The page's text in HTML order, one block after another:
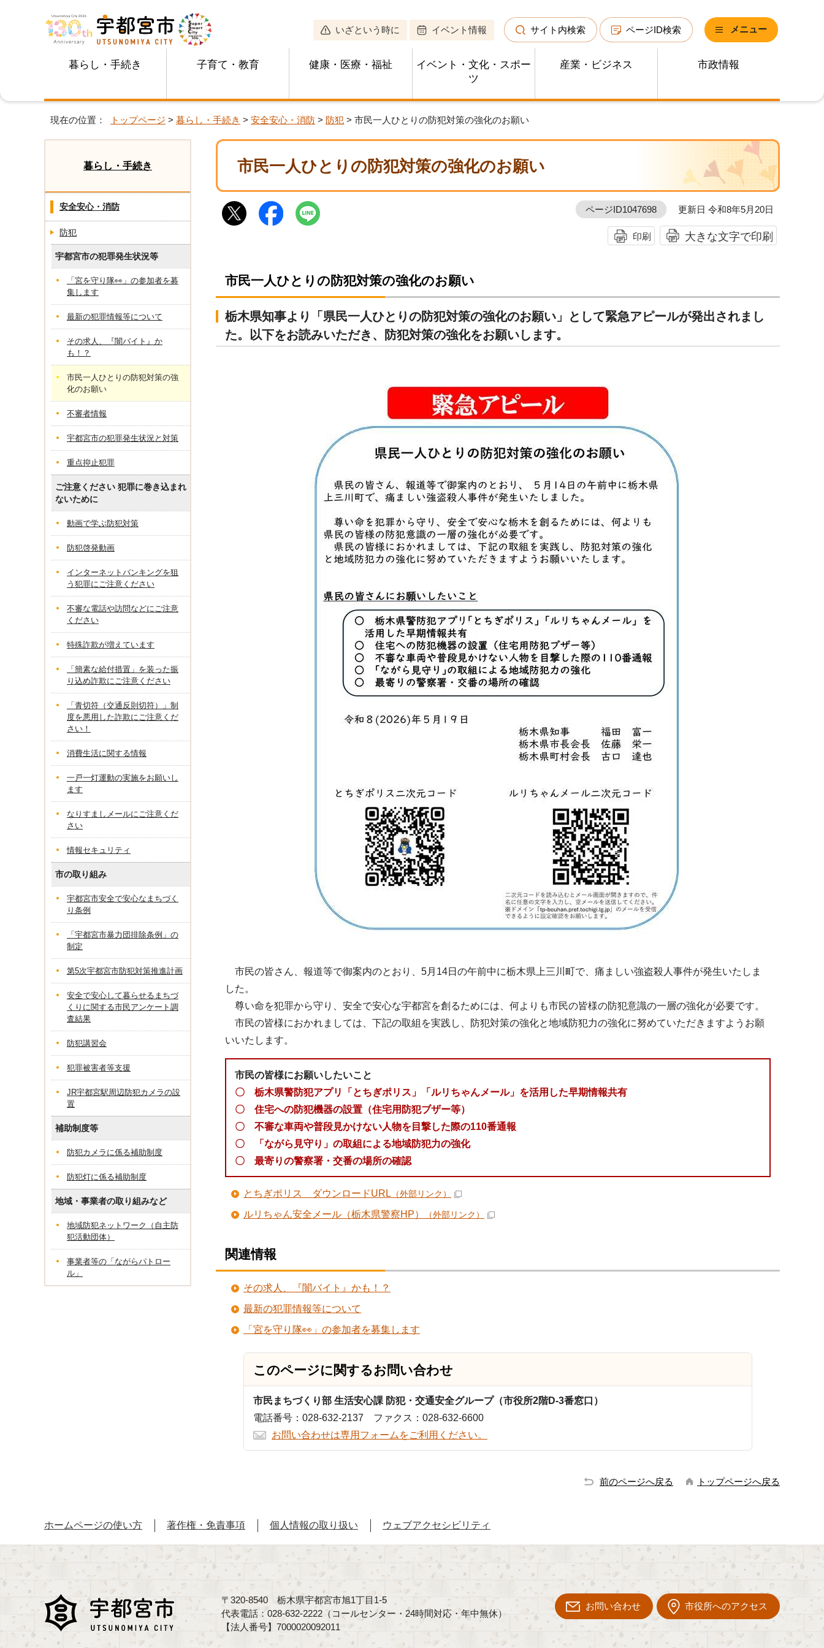
いざという時に イベント情報 サイト内検索 ページID検索 メニュー
暮らし・手続き 子育て・教育 健康・医療・福祉
イベント・文化・スポー
ツ
産業・ビジネス 市政情報
現在の位置： トップページ > 暮らし・手続き > 安全安心・消防 > 防犯 > 市民一人ひとりの防犯対策の強化のお願い
市民一人ひとりの防犯対策の強化のお願い
ページID1047698 更新日 令和8年5月20日
印刷 大きな文字で印刷
市民一人ひとりの防犯対策の強化のお願い
栃木県知事より「県民一人ひとりの防犯対策の強化のお願い」として緊急アピールが発出されまし
た。以下をお読みいただき、防犯対策の強化をお願いします。
市民の皆さん、報道等で御案内のとおり、5月14日の午前中に栃木県上三川町で、痛ましい強盗殺人事件が発生いたしま
した。
尊い命を犯罪から守り、安全で安心な宇都宮を創るためには、何よりも市民の皆様の防犯意識の一層の強化が必要です。
市民の皆様におかれましては、下記の取組を実践し、防犯対策の強化と地域防犯力の強化に努めていただきますようお願
いいたします。
市民の皆様にお願いしたいこと
〇 栃木県警防犯アプリ「とちぎポリス」「ルリちゃんメール」を活用した早期情報共有
〇 住宅への防犯機器の設置（住宅用防犯ブザー等）
〇 不審な車両や普段見かけない人物を目撃した際の110番通報
〇 「ながら見守り」の取組による地域防犯力の強化
〇 最寄りの警察署・交番の場所の確認
とちぎポリス ダウンロードURL （外部リンク）
ルリちゃん安全メール（栃木県警察HP） （外部リンク）
関連情報
その求人、『闇バイト』かも！？
最新の犯罪情報等について
「宮を守り隊👀」の参加者を募集します
このページに関するお問い合わせ
市民まちづくり部 生活安心課 防犯・交通安全グループ（市役所2階D-3番窓口）
電話番号：028-632-2137 ファクス：028-632-6600
お問い合わせは専用フォームをご利用ください。
暮らし・手続き
安全安心・消防
防犯
宇都宮市の犯罪発生状況等
「宮を守り隊👀」の参加者を募
集します
最新の犯罪情報等について
その求人、『闇バイト』か
も！？
市民一人ひとりの防犯対策の強
化のお願い
不審者情報
宇都宮市の犯罪発生状況と対策
重点抑止犯罪
ご注意ください 犯罪に巻き込まれ
ないために
動画で学ぶ防犯対策
防犯啓発動画
インターネットバンキングを狙
う犯罪にご注意ください
不審な電話や訪問などにご注意
ください
特殊詐欺が増えています
「簡素な給付措置」を装った振
り込め詐欺にご注意ください
「青切符（交通反則切符）」制
度を悪用した詐欺にご注意くだ
さい！
消費生活に関する情報
一戸一灯運動の実施をお願いし
ます
なりすましメールにご注意くだ
さい
情報セキュリティ
市の取り組み
宇都宮市安全で安心なまちづく
り条例
「宇都宮市暴力団排除条例」の
制定
第5次宇都宮市防犯対策推進計画
安全で安心して暮らせるまちづ
くりに関する市民アンケート調
査結果
防犯講習会
犯罪被害者等支援
JR宇都宮駅周辺防犯カメラの設
置
補助制度等
防犯カメラに係る補助制度
防犯灯に係る補助制度
地域・事業者の取り組みなど
地域防犯ネットワーク（自主防
犯活動団体）
事業者等の「ながらパトロー
ル」
前のページへ戻る トップページへ戻る
ホームページの使い方 著作権・免責事項 個人情報の取り扱い ウェブアクセシビリティ
〒320-8540 栃木県宇都宮市旭1丁目1-5
代表電話：028-632-2222（コールセンター・24時間対応・年中無休）
【法人番号】7000020092011
お問い合わせ 市役所へのアクセス